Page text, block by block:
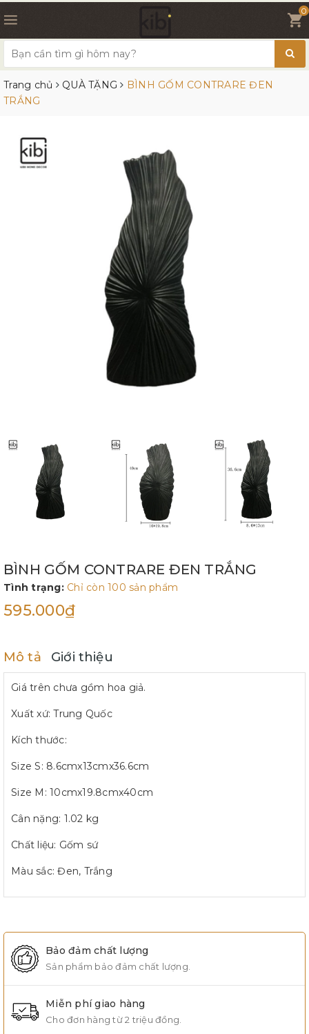
0
Trang chủ QUÀ TẶNG
BÌNH GỐM CONTRARE ĐEN
TRẮNG
BÌNH GỐM CONTRARE ĐEN TRẮNG
Tình trạng: Chỉ còn 100 sản phẩm
595.000₫
Mô tả Giới thiệu
Giá trên chưa gồm hoa giả.
Xuất xứ: Trung Quốc
Kích thước:
Size S: 8.6cmx13cmx36.6cm
Size M: 10cmx19.8cmx40cm
Cân nặng: 1.02 kg
Chất liệu: Gốm sứ
Màu sắc: Đen, Trắng
Bảo đảm chất lượng
Sản phẩm bảo đảm chất lượng.
Miễn phí giao hàng
Cho đơn hàng từ 2 triệu đồng.